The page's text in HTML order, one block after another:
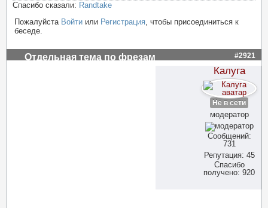
Спасибо сказали: Randtake
Пожалуйста Войти или Регистрация , чтобы присоединиться к
беседе.
Отдельная тема по фрезам #2921
Калуга
Не в сети
модератор
Сообщений:
731
Репутация: 45
Спасибо
получено: 920